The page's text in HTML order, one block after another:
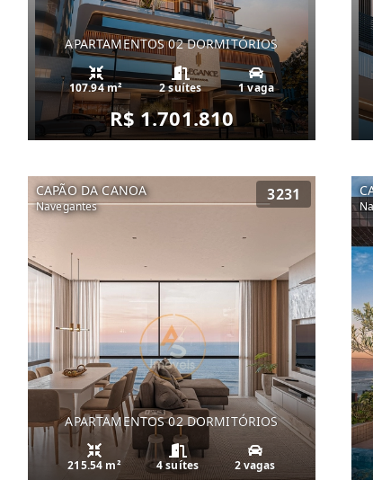
APARTAMENTOS 02 DORMITÓRIOS
107.94 m² 2 suítes 1 vaga
R$ 1.701.810
CAPÃO DA CANOA
Navegantes
3231
APARTAMENTOS 02 DORMITÓRIOS
215.54 m² 4 suítes 2 vagas